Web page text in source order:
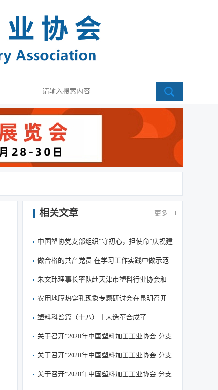
相关文章 更多
中国塑协党支部组织“守初心，担使命”庆祝建
做合格的共产党员 在学习工作实践中做示范
朱文玮理事长率队赴天津市塑料行业协会和
农用地膜热穿孔现象专题研讨会在昆明召开
塑料科普篇（十八）丨人造革合成革
关于召开“2020年中国塑料加工工业协会 分支
关于召开“2020年中国塑料加工工业协会 分支
关于召开“2020年中国塑料加工工业协会 分支